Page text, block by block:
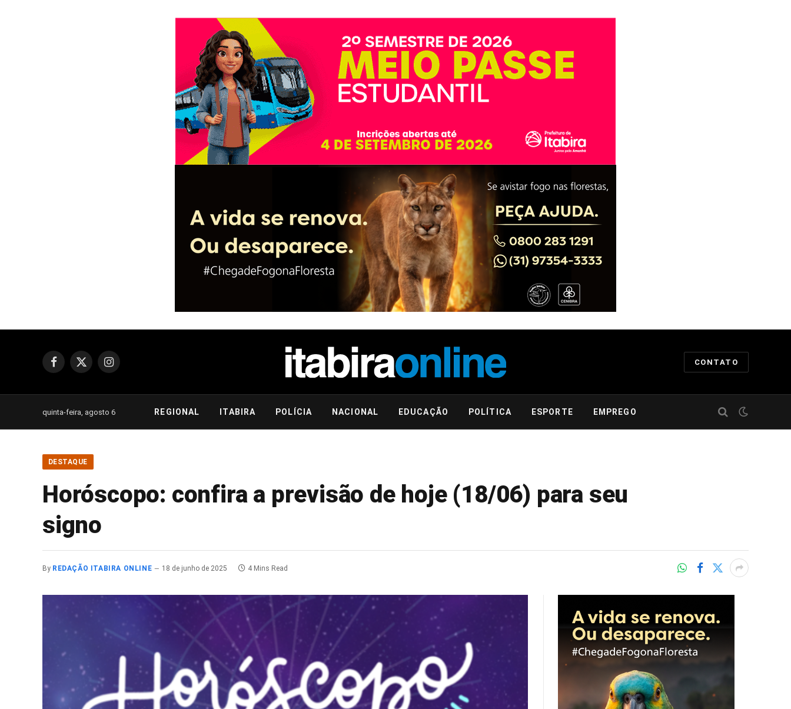
Facebook
X
Instagram
CONTATO
quinta-feira, agosto 6 REGIONAL ITABIRA POLÍCIA NACIONAL EDUCAÇÃO POLÍTICA ESPORTE EMPREGO
DESTAQUE
Horóscopo: confira a previsão de hoje (18/06) para seu
signo
By REDAÇÃO ITABIRA ONLINE 18 de junho de 2025 4 Mins Read